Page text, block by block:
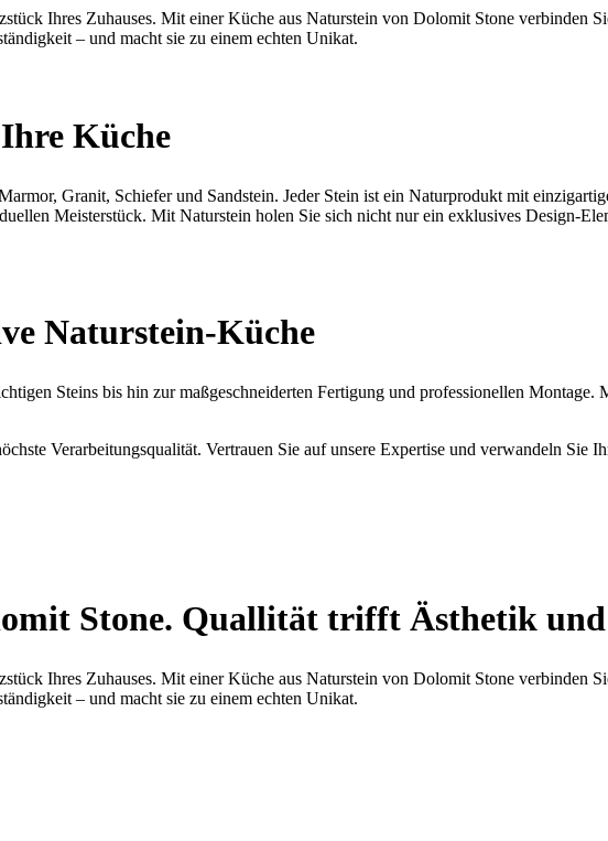
Ihres Zuhauses. Mit einer Küche aus Naturstein von Dolomit Stone verbinden
– und macht sie zu einem echten Unikat.
Küche
Granit, Schiefer und Sandstein. Jeder Stein ist ein Naturprodukt mit
Meisterstück. Mit Naturstein holen Sie sich nicht nur ein exklusives Design-
Naturstein-Küche
Steins bis hin zur maßgeschneiderten Fertigung und professionellen
Verarbeitungsqualität. Vertrauen Sie auf unsere Expertise und verwandeln
Stone. Quallität trifft Ästhetik und
Ihres Zuhauses. Mit einer Küche aus Naturstein von Dolomit Stone verbinden
– und macht sie zu einem echten Unikat.